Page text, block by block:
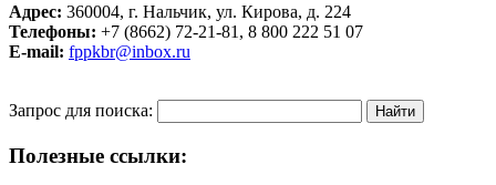
Адрес: 360004, г. Нальчик, ул. Кирова, д. 224
Телефоны: +7 (8662) 72-21-81, 8 800 222 51 07
E-mail: fppkbr@inbox.ru
Запрос для поиска:
Полезные ссылки: